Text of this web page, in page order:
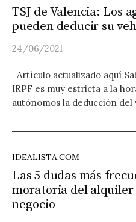
TSJ de Valencia: Los
pueden deducir su
24/06/2021
Artículo actualizado aquí
IRPF es muy estricta a la
autónomos la deducción del
IDEALISTA.COM
Las 5 dudas más
moratoria del alquiler
negocio